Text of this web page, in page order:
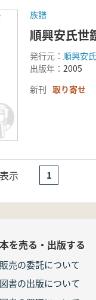
族譜
順興安氏
発行元： 順興安
出版年： 2005
新刊 取り寄せ
示 1
本を売る・出版する
販売の委託について
図書の出版について